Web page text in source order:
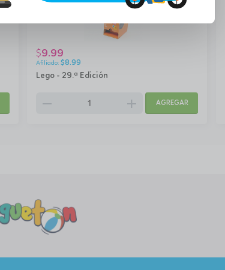
Lego - 29.ª Edición
$9.99
$8.99
remove add AGREGAR